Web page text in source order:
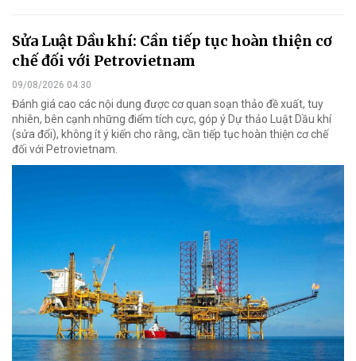
Sửa Luật Dầu khí: Cần tiếp tục hoàn thiện cơ
chế đối với Petrovietnam
09/08/2026 04:30
Đánh giá cao các nội dung được cơ quan soạn thảo đề xuất, tuy
nhiên, bên cạnh những điểm tích cực, góp ý Dự thảo Luật Dầu khí
(sửa đổi), không ít ý kiến cho rằng, cần tiếp tục hoàn thiện cơ chế
đối với Petrovietnam.